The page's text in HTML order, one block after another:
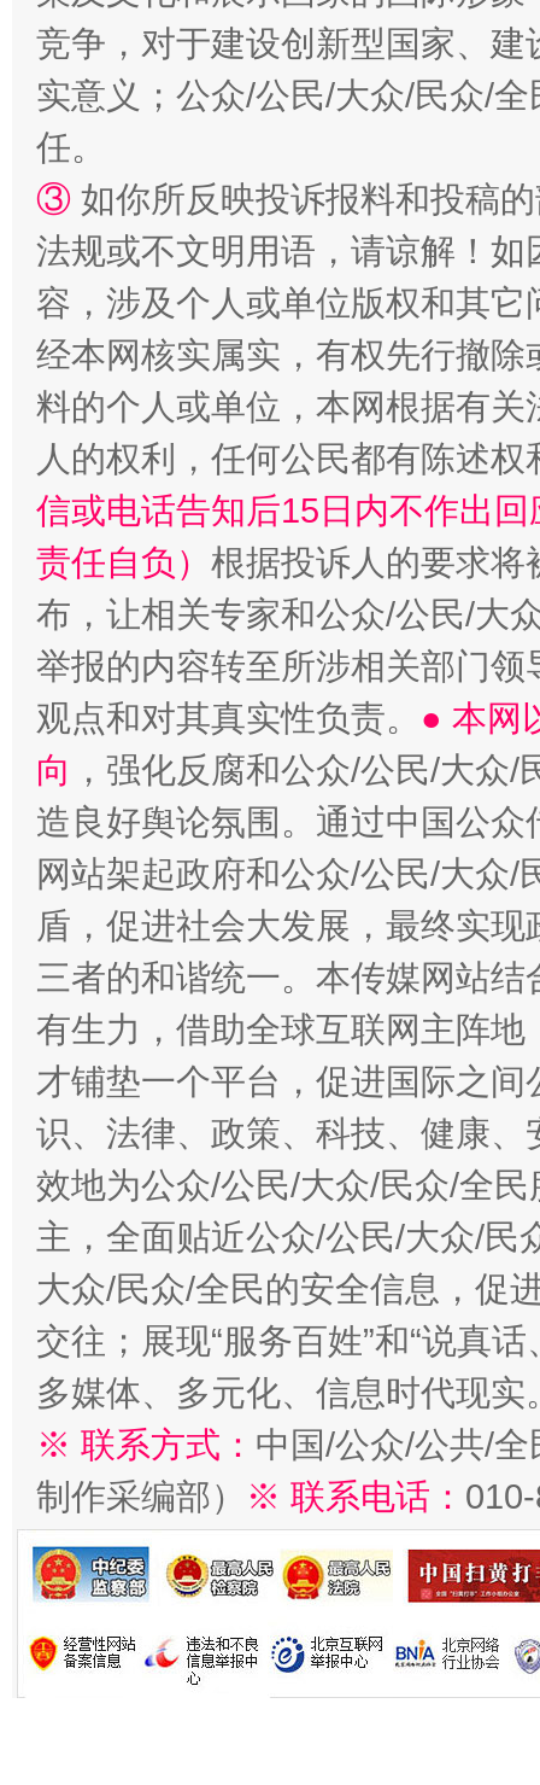
招工难、用工荒背后
竞争，对于建设创新型国家、
实意义；公众/公民/大众/民众/
任。
③ 如你所反映投诉报料和投稿
法规或不文明用语，请谅解！
容，涉及个人或单位版权和其它
经本网核实属实，有权先行撤
料的个人或单位，本网根据有
人的权利，任何公民都有陈述
信或电话告知后15日内不作出
责任自负） 根据投诉人的要求将
布，让相关专家和公众/公民/大
举报的内容转至所涉相关部门
观点和对其真实性负责。 ● 本网
向 ，强化反腐和公众/公民/大众
造良好舆论氛围。通过中国公
网站架起政府和公众/公民/大众
盾，促进社会大发展，最终实
三者的和谐统一。本传媒网站
有生力，借助全球互联网主阵
才铺垫一个平台，促进国际之
识、法律、政策、科技、健康
效地为公众/公民/大众/民众/全
主，全面贴近公众/公民/大众/民
大众/民众/全民的安全信息，促
交往；展现“服务百姓”和“说真
多媒体、多元化、信息时代现实
※ 联系方式： 中国/公众/公共/
制作采编部）
※ 联系电话：